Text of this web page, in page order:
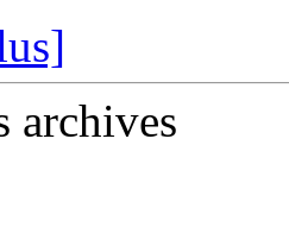
archives